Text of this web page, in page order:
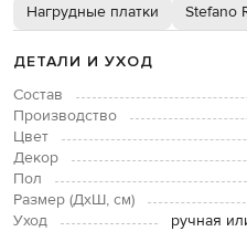
Нагрудные платки
Stefano
ДЕТАЛИ И УХОД
Состав
Производство
Цвет
Декор
Пол
Размер (ДхШ, см)
Уход
ручная